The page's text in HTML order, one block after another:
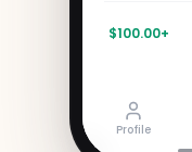
+$100.00
Profile